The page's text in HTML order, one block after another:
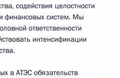
содействия целостности
финансовых систем. Мы
ответственности
интенсификации
в АТЭС обязательств